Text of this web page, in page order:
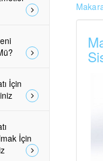
İçin
İçin